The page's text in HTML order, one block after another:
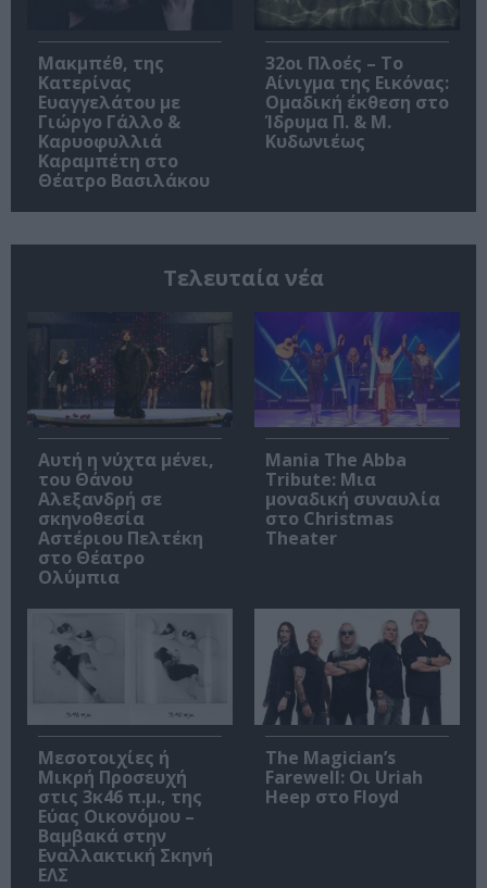
Μακμπέθ, της
Κατερίνας
Ευαγγελάτου με
Γιώργο Γάλλο &
Καρυοφυλλιά
Καραμπέτη στο
Θέατρο Βασιλάκου
32οι Πλοές – Το
Αίνιγμα της Εικόνας:
Ομαδική έκθεση στο
Ίδρυμα Π. & Μ.
Κυδωνιέως
Τελευταία νέα
Αυτή η νύχτα μένει,
του Θάνου
Αλεξανδρή σε
σκηνοθεσία
Αστέριου Πελτέκη
στο Θέατρο
Ολύμπια
Mania The Abba
Tribute: Μια
μοναδική συναυλία
στο Christmas
Theater
Μεσοτοιχίες ή
Μικρή Προσευχή
στις 3κ46 π.μ., της
Εύας Οικονόμου –
Βαμβακά στην
Εναλλακτική Σκηνή
ΕΛΣ
The Magician’s
Farewell: Οι Uriah
Heep στο Floyd